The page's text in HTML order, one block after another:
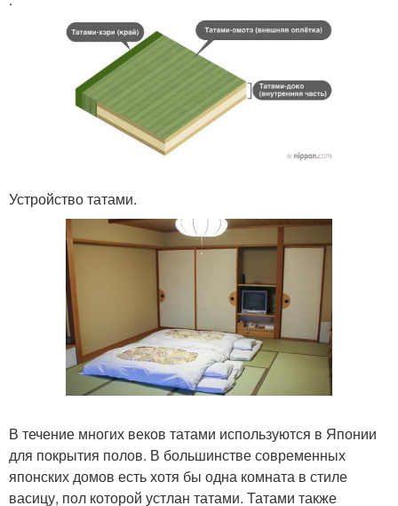
Устройство татами.
В течение многих веков татами используются в Японии
для покрытия полов. В большинстве современных
японских домов есть хотя бы одна комната в стиле
васицу, пол которой устлан татами. Татами также